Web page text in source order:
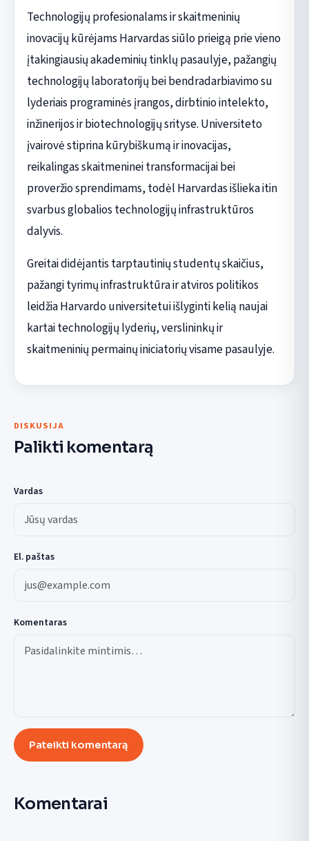
Technologijų profesionalams ir skaitmeninių
inovacijų kūrėjams Harvardas siūlo prieigą prie vieno
įtakingiausių akademinių tinklų pasaulyje, pažangių
technologijų laboratorijų bei bendradarbiavimo su
lyderiais programinės įrangos, dirbtinio intelekto,
inžinerijos ir biotechnologijų srityse. Universiteto
įvairovė stiprina kūrybiškumą ir inovacijas,
reikalingas skaitmeninei transformacijai bei
proveržio sprendimams, todėl Harvardas išlieka itin
svarbus globalios technologijų infrastruktūros
dalyvis.
Greitai didėjantis tarptautinių studentų skaičius,
pažangi tyrimų infrastruktūra ir atviros politikos
leidžia Harvardo universitetui išlyginti kelią naujai
kartai technologijų lyderių, verslininkų ir
skaitmeninių permainų iniciatorių visame pasaulyje.
DISKUSIJA
Palikti komentarą
Vardas
El. paštas
Komentaras
Pateikti komentarą
Komentarai